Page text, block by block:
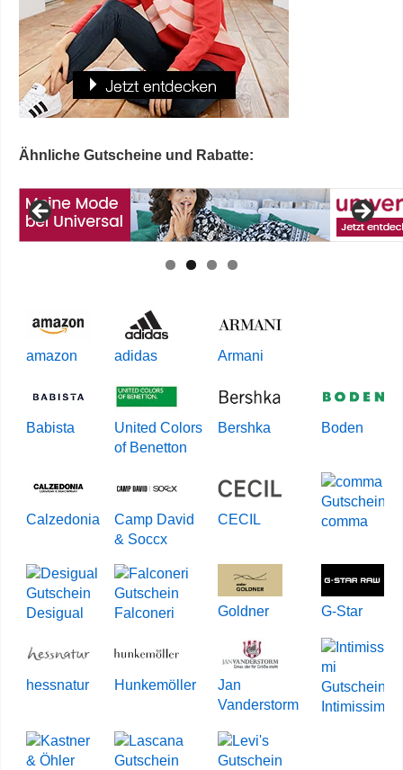
Ähnliche Gutscheine und Rabatte:
amazon adidas Armani
Babista
United Colors
of Benetton
Bershka Boden
Calzedonia
Camp David
& Soccx
CECIL comma
Desigual Falconeri Goldner G-Star
hessnatur Hunkemöller
Jan
Vanderstorm
Intimissimi